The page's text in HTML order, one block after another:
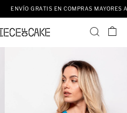
MAYORES A PYG 350.000